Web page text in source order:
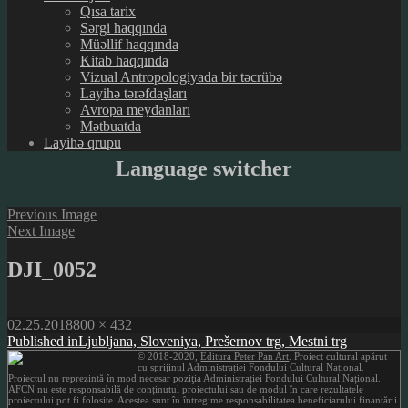
Qısa tarix
Sərgi haqqında
Müəllif haqqında
Kitab haqqında
Vizual Antropologiyada bir təcrübə
Layihə tərəfdaşları
Avropa meydanları
Mətbuatda
Layihə qrupu
Language switcher
Previous Image
Next Image
DJI_0052
Posted
on
02.25.2018Full
size
800 × 432
Post
navigation
Published inLjubljana, Sloveniya, Prešernov trg, Mestni trg
© 2018-2020,Editura Peter Pan Art . Proiect cultural apărut
cu sprijinul Administrației Fondului Cultural Național
Proiectul nu reprezintă în mod necesar poziţia Administrației Fondului Cultural Național.
AFCN nu este responsabilă de conținutul proiectului sau de modul în care rezultatele
proiectului pot fi folosite. Acestea sunt în întregime responsabilitatea beneficiarului finanțării.